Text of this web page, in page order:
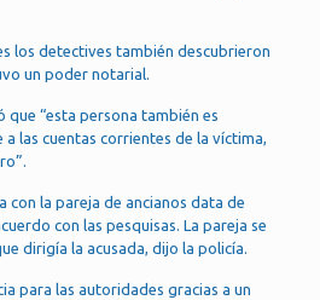
los detectives también descubrieron
un poder notarial.
“esta persona también es
las cuentas corrientes de la víctima,
con la pareja de ancianos data de
con las pesquisas. La pareja se
dirigía la acusada, dijo la policía.
para las autoridades gracias a un